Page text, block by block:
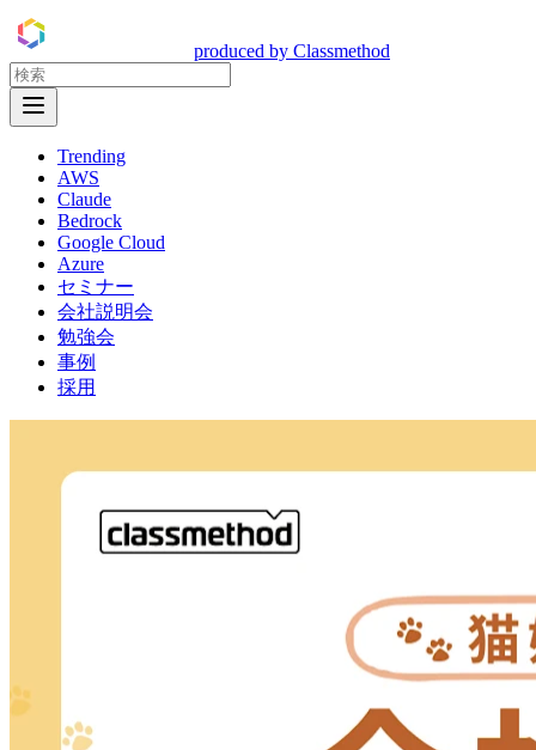
produced by Classmethod
Trending
AWS
Claude
Bedrock
Google Cloud
Azure
セミナー
会社説明会
勉強会
事例
採用